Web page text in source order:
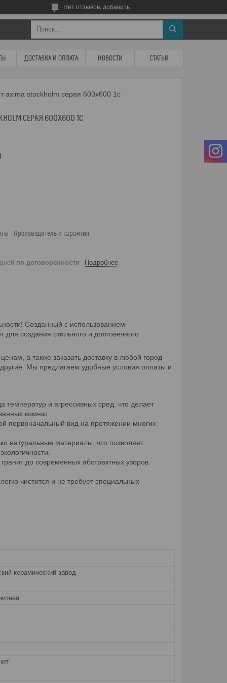
Нет отзывов, добавить
ДОСТАВКА И ОПЛАТА НОВОСТИ СТАТЬИ
axima stockholm серая 600х600 1с
СЕРАЯ 600Х600 1С
Производитель и гарантия
по договоренности Подробнее
Созданный с использованием
создания стильного и долговечного
а также заказать доставку в любой город
Мы предлагаем удобные условия оплаты и
температур и агрессивных сред, что делает
комнат.
первоначальный вид на протяжении многих
натуральные материалы, что позволяет
до современных абстрактных узоров.
чистится и не требует специальных
керамический завод